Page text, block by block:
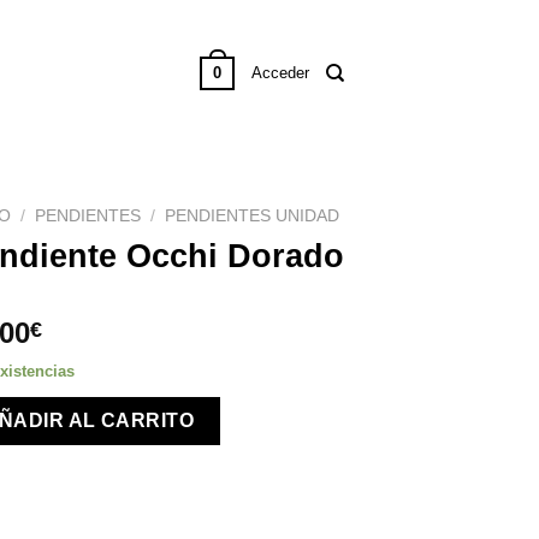
0 Acceder
/ PENDIENTES / PENDIENTES UNIDAD
Occhi Dorado
€
AL CARRITO